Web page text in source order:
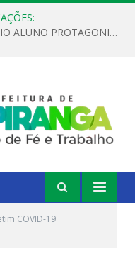
REGULAMENTO OFICIAL DO PRÊMIO ALUNO PROTAGONISTA – EDIÇÃO 2026
COVID-19